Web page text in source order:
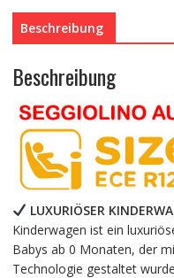
Kombikinderwagen
Babyschale
Babywanne
Sportwagen
Design
Made
Germany
Menge
Beschreibung
Beschreibung
LUXURIÖSER
Kinderwagen ist ein
Babys ab 0 Monaten, der
Technologie gestaltet